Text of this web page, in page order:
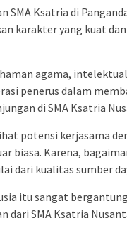
SMA Ksatria di
karakter yang kuat
agama,
penerus dalam
di SMA Ksatria
potensi kerjasama
biasa. Karena,
dari kualitas sumber
itu sangat
dari SMA Ksatria